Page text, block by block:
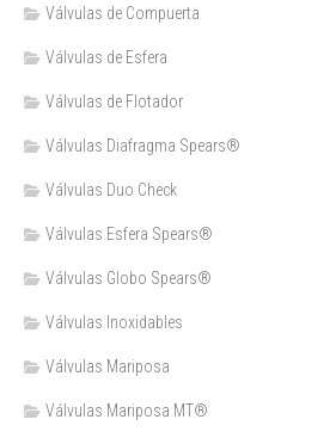
Válvulas de Compuerta
Válvulas de Esfera
Válvulas de Flotador
Válvulas Diafragma Spears®️
Válvulas Duo Check
Válvulas Esfera Spears®
Válvulas Globo Spears®
Válvulas Inoxidables
Válvulas Mariposa
Válvulas Mariposa MT®